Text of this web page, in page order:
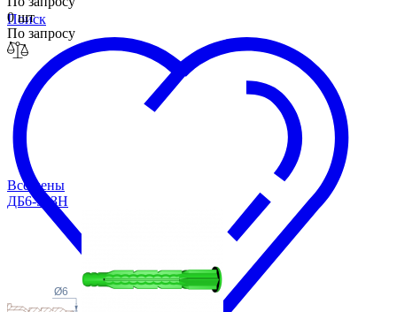
Поиск
0 шт
По запросу
Все цены
ДБ6-50ЗН
Ø6